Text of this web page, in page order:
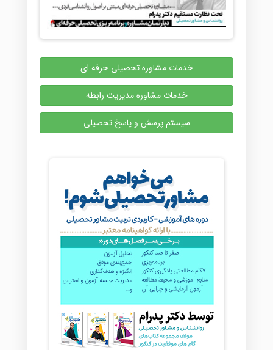
خدمات مشاوره تحصیلی حرفه ای
خدمات مشاوره مدیریت رابطه
سیستم پرسش و پاسخ تحصیلی